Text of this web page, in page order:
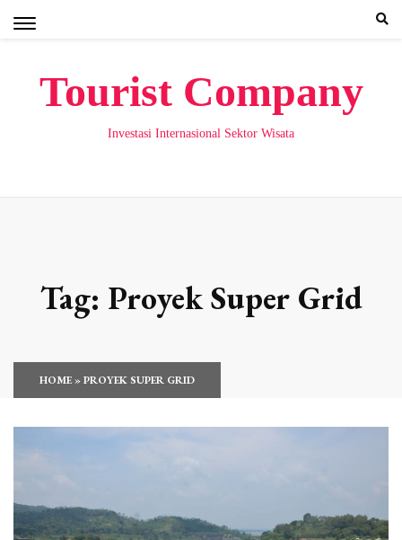
Tourist Company
Investasi Internasional Sektor Wisata
Tag: Proyek Super Grid
HOME»PROYEK SUPER GRID